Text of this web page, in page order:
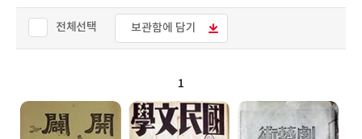
전체선택 보관함에 담기
1